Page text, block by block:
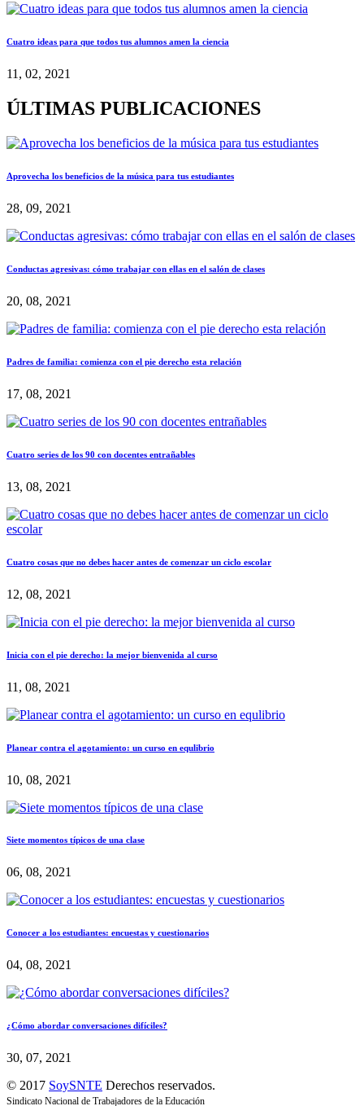
Cuatro ideas para que todos tus alumnos amen la ciencia
11, 02, 2021
ÚLTIMAS PUBLICACIONES
Aprovecha los beneficios de la música para tus estudiantes
28, 09, 2021
Conductas agresivas: cómo trabajar con ellas en el salón de clases
20, 08, 2021
Padres de familia: comienza con el pie derecho esta relación
17, 08, 2021
Cuatro series de los 90 con docentes entrañables
13, 08, 2021
Cuatro cosas que no debes hacer antes de comenzar un ciclo escolar
12, 08, 2021
Inicia con el pie derecho: la mejor bienvenida al curso
11, 08, 2021
Planear contra el agotamiento: un curso en equlibrio
10, 08, 2021
Siete momentos típicos de una clase
06, 08, 2021
Conocer a los estudiantes: encuestas y cuestionarios
04, 08, 2021
¿Cómo abordar conversaciones difíciles?
30, 07, 2021
© 2017 SoySNTE Derechos reservados.
Sindicato Nacional de Trabajadores de la Educación